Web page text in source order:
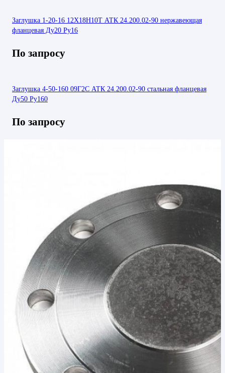
Заглушка 1-20-16 12Х18Н10Т АТК 24.200.02-90 нержавеющая
фланцевая Ду20 Ру16
По запросу
Заглушка 4-50-160 09Г2С АТК 24.200.02-90 стальная фланцевая
Ду50 Ру160
По запросу